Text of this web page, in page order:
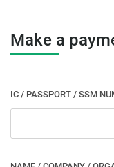
Make a
IC / PASSPORT / SSM